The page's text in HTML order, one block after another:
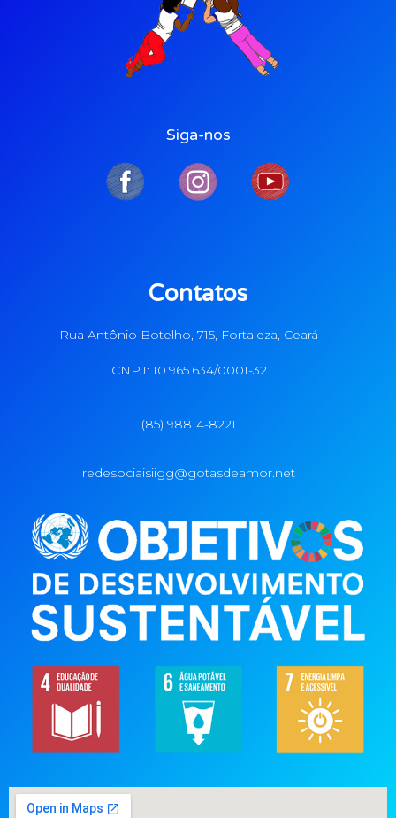
Siga-nos
Contatos
Rua Antônio Botelho, 715, Fortaleza, Ceará
CNPJ: 10.965.634/0001-32
(85) 98814-8221
redesociaisiigg@gotasdeamor.net